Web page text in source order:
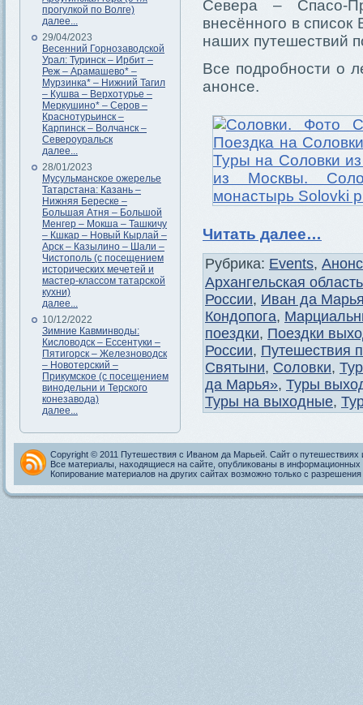
прогулкой по Волге)
далее...
29/04/2023
Весенний Горнозаводской
Урал: Туринск – Ирбит –
Реж – Арамашево* –
Мурзинка* – Нижний Тагил
– Кушва – Верхотурье –
Меркушино* – Серов –
Краснотурьинск –
Карпинск – Волчанск –
Североуральск
далее...
28/01/2023
Мусульманское ожерелье
Татарстана: Казань –
Нижняя Береске –
Большая Атня – Большой
Менгер – Мокша – Ташкичу
– Кшкар – Новый Кырлай –
Арск – Казылино – Шали –
Чистополь (с посещением
исторических мечетей и
мастер-классом татарской
кухни)
далее...
10/12/2022
Зимние Кавминводы:
Кисловодск – Ессентуки –
Пятигорск – Железноводск
– Новотерский –
Прикумское (с посещением
винодельни и Терского
конезавода)
далее...
Севера – Спасо-
внесённого в
наших путешествий
Все подробности о
анонсе.
Читать далее…
Рубрика: Events,
Архангельская область
России, Иван да
Кондопога,
поездки, Поездки
России, Путешествия
Святыни, Соловки,
да Марья», Туры
Туры на выходные,
Copyright © 2011 Путешествия с Иваном да Марьей. Сайт о путешествиях
Все материалы, находящиеся на сайте, опубликованы в информационных
Копирование материалов на других сайтах возможно только с разрешения